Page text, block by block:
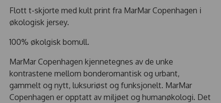
Flott t-skjorte med kult print fra MarMar Copenhagen i
økologisk jersey.
100% økolgisk bomull.
MarMar Copenhagen kjennetegnes av de unke
kontrastene mellom bonderomantisk og urbant,
gammelt og nytt, luksuriøst og funksjonelt. MarMar
Copenhagen er opptatt av miljøet og humanøkologi. Det